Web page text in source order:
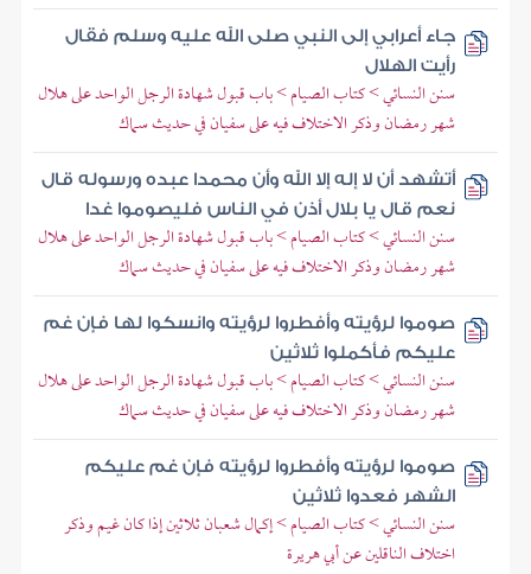
جاء أعرابي إلى النبي صلى الله عليه وسلم فقال
رأيت الهلال
سنن النسائي > كتاب الصيام > باب قبول شهادة الرجل الواحد على هلال
شهر رمضان وذكر الاختلاف فيه على سفيان في حديث سماك
أتشهد أن لا إله إلا الله وأن محمدا عبده ورسوله قال
نعم قال يا بلال أذن في الناس فليصوموا غدا
سنن النسائي > كتاب الصيام > باب قبول شهادة الرجل الواحد على هلال
شهر رمضان وذكر الاختلاف فيه على سفيان في حديث سماك
صوموا لرؤيته وأفطروا لرؤيته وانسكوا لها فإن غم
عليكم فأكملوا ثلاثين
سنن النسائي > كتاب الصيام > باب قبول شهادة الرجل الواحد على هلال
شهر رمضان وذكر الاختلاف فيه على سفيان في حديث سماك
صوموا لرؤيته وأفطروا لرؤيته فإن غم عليكم
الشهر فعدوا ثلاثين
سنن النسائي > كتاب الصيام > إكمال شعبان ثلاثين إذا كان غيم وذكر
اختلاف الناقلين عن أبي هريرة